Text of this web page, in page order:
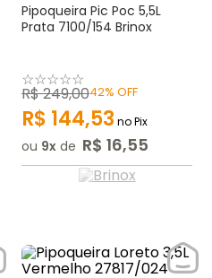
Pipoqueira Pic Poc 5,5L
Prata 7100/154 Brinox
☆☆☆☆☆
R$249,0042% OFF
R$ 144,53 no Pix
ou 9 de R$ 16,55